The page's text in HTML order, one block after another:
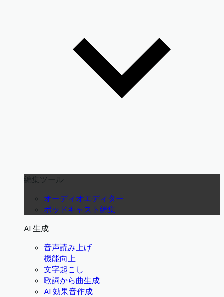
編集ツール
オーディオエディター
ポッドキャスト編集
AI 生成
音声読み上げ
機能向上
文字起こし
歌詞から曲生成
AI 効果音作成